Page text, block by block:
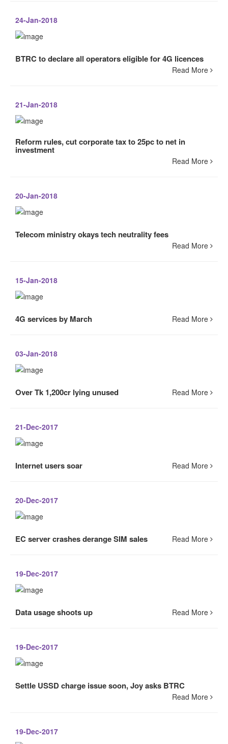
24-Jan-2018
BTRC to declare all operators eligible for 4G licences
Read More
21-Jan-2018
Reform rules, cut corporate tax to 25pc to net in
investment
Read More
20-Jan-2018
Telecom ministry okays tech neutrality fees
Read More
15-Jan-2018
4G services by March Read More
03-Jan-2018
Over Tk 1,200cr lying unused Read More
21-Dec-2017
Internet users soar Read More
20-Dec-2017
EC server crashes derange SIM sales Read More
19-Dec-2017
Data usage shoots up Read More
19-Dec-2017
Settle USSD charge issue soon, Joy asks BTRC
Read More
19-Dec-2017